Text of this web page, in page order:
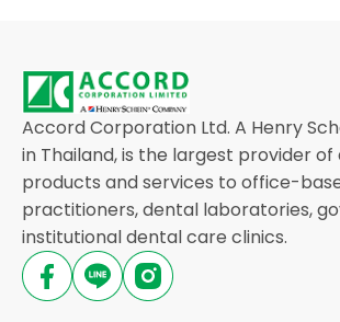
Accord Corporation Ltd. A Henry
in Thailand, is the largest provider
products and services to office-
practitioners, dental laboratories,
institutional dental care clinics.